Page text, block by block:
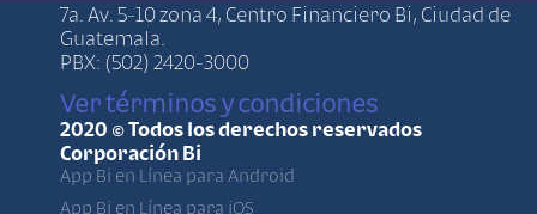
7a. Av. 5-10 zona 4, Centro Financiero Bi, Ciudad de
Guatemala.
PBX: (502) 2420-3000
Ver términos y condiciones
2020 © Todos los derechos reservados
Corporación Bi
App Bi en Línea para Android
App Bi en Línea para iOS